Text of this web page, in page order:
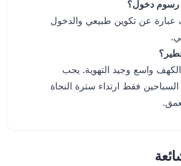
رسوم دخول؟
عبارة عن تكوين طبيعي والدخول
واسع وجيد التهوية. يجب
فقط ارتداء سترة النجاة